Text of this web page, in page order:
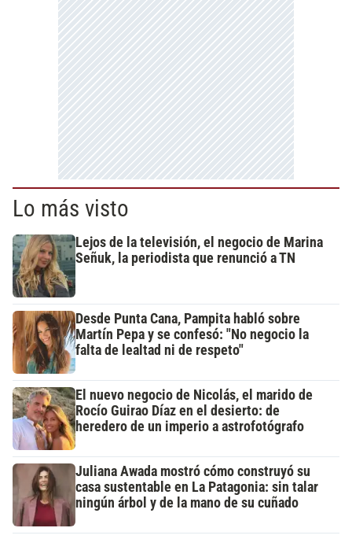
Lo más visto
Lejos de la televisión, el negocio de Marina
Señuk, la periodista que renunció a TN
Desde Punta Cana, Pampita habló sobre
Martín Pepa y se confesó: "No negocio la
falta de lealtad ni de respeto"
El nuevo negocio de Nicolás, el marido de
Rocío Guirao Díaz en el desierto: de
heredero de un imperio a astrofotógrafo
Juliana Awada mostró cómo construyó su
casa sustentable en La Patagonia: sin talar
ningún árbol y de la mano de su cuñado